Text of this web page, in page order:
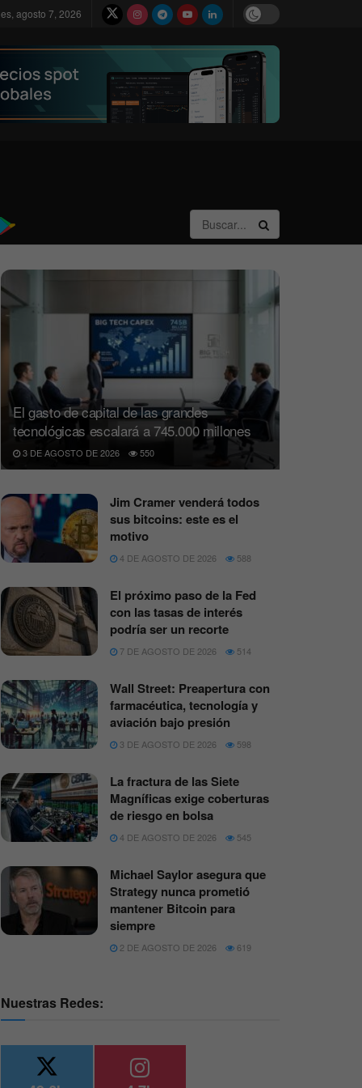
agosto 7, 2026
El gasto de capital de las grandes
tecnológicas escalará a 745.000 millones
3 DE AGOSTO DE 2026 550
Jim Cramer venderá todos
sus bitcoins: este es el
motivo
4 DE AGOSTO DE 2026 588
El próximo paso de la Fed
con las tasas de interés
podría ser un recorte
7 DE AGOSTO DE 2026 514
Wall Street: Preapertura con
farmacéutica, tecnología y
aviación bajo presión
3 DE AGOSTO DE 2026 598
La fractura de las Siete
Magníficas exige coberturas
de riesgo en bolsa
4 DE AGOSTO DE 2026 545
Michael Saylor asegura que
Strategy nunca prometió
mantener Bitcoin para
siempre
2 DE AGOSTO DE 2026 619
Nuestras Redes: